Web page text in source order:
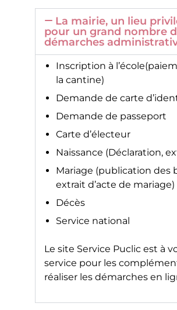
La mairie, un lieu
pour un grand nombre
démarches
Inscription à
la cantine)
Demande de carte
Demande de passeport
Carte d’électeur
Naissance (Déclaration,
Mariage (publication des
extrait d’acte de mariage)
Décès
Service national
Le site Service Puclic est à
service pour les
réaliser les démarches en